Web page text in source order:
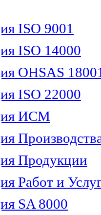
ISO 9001
ISO 14000
OHSAS
ISO 22000
ИСМ
Продукции
Работ и
SA 8000